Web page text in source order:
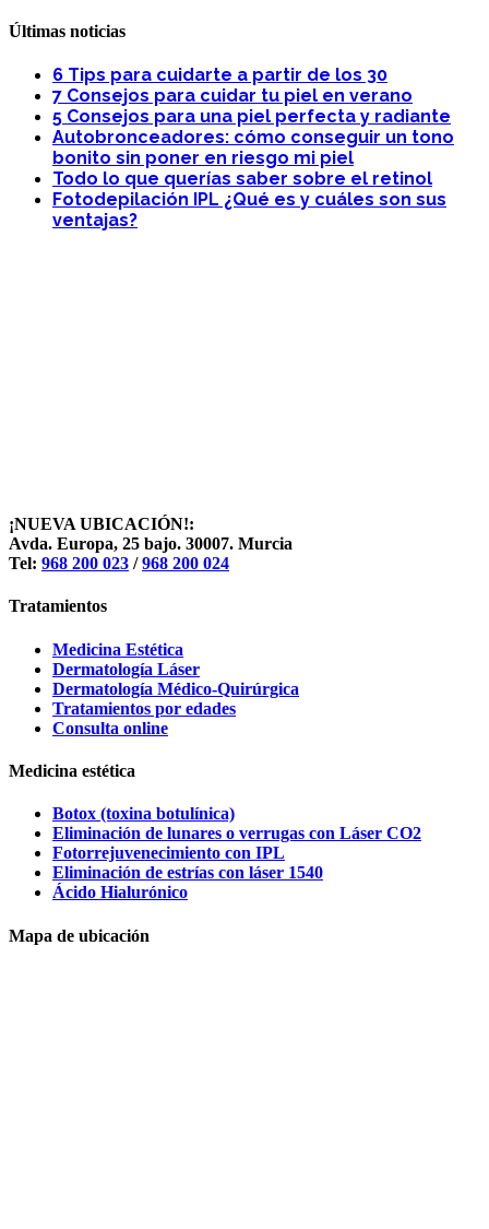
Últimas noticias
6 Tips para cuidarte a partir de los 30
7 Consejos para cuidar tu piel en verano
5 Consejos para una piel perfecta y radiante
Autobronceadores: cómo conseguir un tono
bonito sin poner en riesgo mi piel
Todo lo que querías saber sobre el retinol
Fotodepilación IPL ¿Qué es y cuáles son sus
ventajas?
¡NUEVA UBICACIÓN!:
Avda. Europa, 25 bajo. 30007. Murcia
Tel: 968 200 023 /968 200 024
Tratamientos
Medicina Estética
Dermatología Láser
Dermatología Médico-Quirúrgica
Tratamientos por edades
Consulta online
Medicina estética
Botox (toxina botulínica)
Eliminación de lunares o verrugas con Láser CO2
Fotorrejuvenecimiento con IPL
Eliminación de estrías con láser 1540
Ácido Hialurónico
Mapa de ubicación